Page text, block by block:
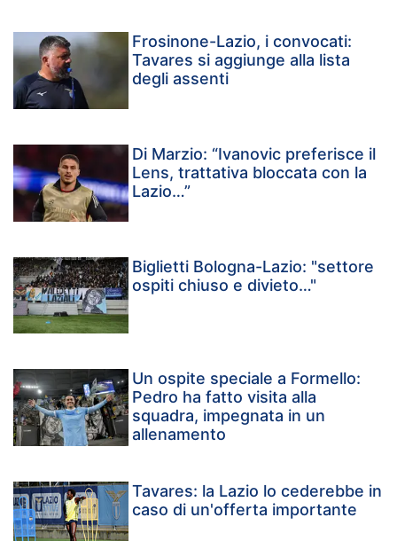
Frosinone-Lazio, i convocati:
Tavares si aggiunge alla lista
degli assenti
Di Marzio: “Ivanovic preferisce il
Lens, trattativa bloccata con la
Lazio…”
Biglietti Bologna-Lazio: "settore
ospiti chiuso e divieto…"
Un ospite speciale a Formello:
Pedro ha fatto visita alla
squadra, impegnata in un
allenamento
Tavares: la Lazio lo cederebbe in
caso di un'offerta importante